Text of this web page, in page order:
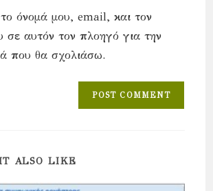
όνομά μου, email, και τον
σε αυτόν τον πλοηγό για την
που θα σχολιάσω.
ALSO LIKE